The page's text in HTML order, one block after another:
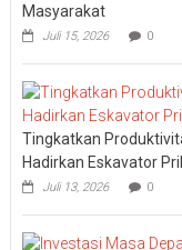
Masyarakat
Juli 15, 2026 0
Tingkatkan
Hadirkan Eskavator
Juli 13, 2026 0